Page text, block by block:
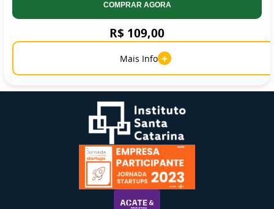
COMPRAR AGORA
R$ 109,00
Mais Info +